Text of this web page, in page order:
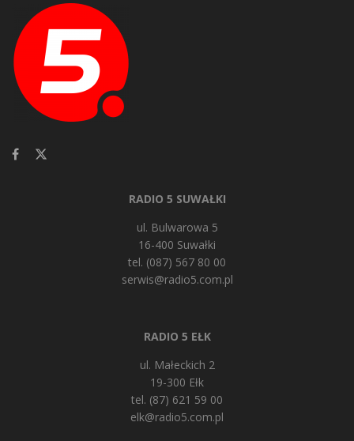
RADIO 5 SUWAŁKI
ul. Bulwarowa 5
16-400 Suwałki
tel. (087) 567 80 00
serwis@radio5.com.pl
RADIO 5 EŁK
ul. Małeckich 2
19-300 Ełk
tel. (87) 621 59 00
elk@radio5.com.pl